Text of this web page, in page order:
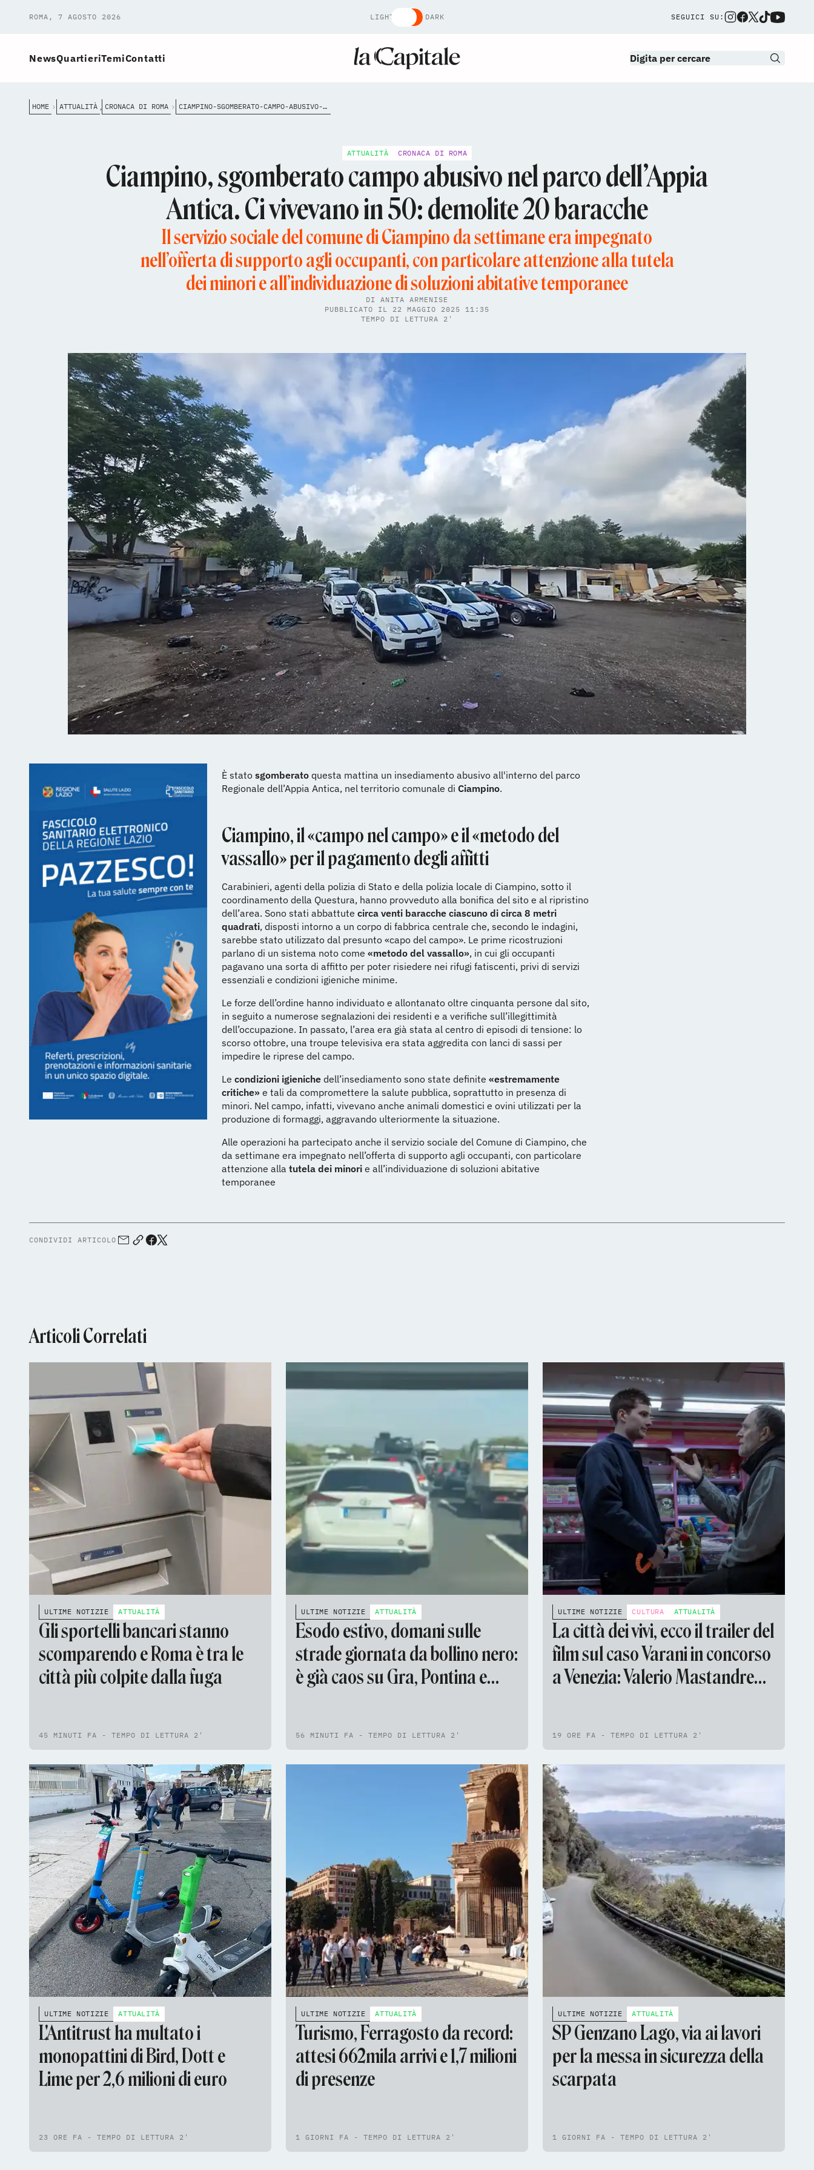
ROMA, 7 AGOSTO 2026 LIGHT DARK SEGUICI SU:
NewsQuartieriTemiContatti
HOME ATTUALITÀ , CRONACA DI ROMA CIAMPINO-SGOMBERATO-CAMPO-ABUSIVO-NEL-PARCO-DELL-APPIA-ANTICA-CI-VIVEVANO-IN-50-DEMOLITE-20-BARAC
ATTUALITÀ CRONACA DI ROMA
Ciampino, sgomberato campo abusivo nel parco dell’Appia
Antica. Ci vivevano in 50: demolite 20 baracche
Il servizio sociale del comune di Ciampino da settimane era impegnato
nell’offerta di supporto agli occupanti, con particolare attenzione alla tutela
dei minori e all’individuazione di soluzioni abitative temporanee
DI ANITA ARMENISE
PUBBLICATO IL 22 MAGGIO 2025 11:35
TEMPO DI LETTURA 2'
È stato sgomberato questa mattina un insediamento abusivo all'interno del parco
Regionale dell’Appia Antica, nel territorio comunale di Ciampino.
Ciampino, il «campo nel campo» e il «metodo del
vassallo» per il pagamento degli affitti
Carabinieri, agenti della polizia di Stato e della polizia locale di Ciampino, sotto il
coordinamento della Questura, hanno provveduto alla bonifica del sito e al ripristino
dell’area. Sono stati abbattute circa venti baracche ciascuno di circa 8 metri
quadrati, disposti intorno a un corpo di fabbrica centrale che, secondo le indagini,
sarebbe stato utilizzato dal presunto «capo del campo». Le prime ricostruzioni
parlano di un sistema noto come «metodo del vassallo», in cui gli occupanti
pagavano una sorta di affitto per poter risiedere nei rifugi fatiscenti, privi di servizi
essenziali e condizioni igieniche minime.
Le forze dell’ordine hanno individuato e allontanato oltre cinquanta persone dal sito,
in seguito a numerose segnalazioni dei residenti e a verifiche sull’illegittimità
dell’occupazione. In passato, l’area era già stata al centro di episodi di tensione: lo
scorso ottobre, una troupe televisiva era stata aggredita con lanci di sassi per
impedire le riprese del campo.
Le condizioni igieniche dell’insediamento sono state definite «estremamente
critiche» e tali da compromettere la salute pubblica, soprattutto in presenza di
minori. Nel campo, infatti, vivevano anche animali domestici e ovini utilizzati per la
produzione di formaggi, aggravando ulteriormente la situazione.
Alle operazioni ha partecipato anche il servizio sociale del Comune di Ciampino, che
da settimane era impegnato nell’offerta di supporto agli occupanti, con particolare
attenzione alla tutela dei minori e all’individuazione di soluzioni abitative
temporanee
CONDIVIDI ARTICOLO
Articoli Correlati
ULTIME NOTIZIE ATTUALITÀ
Gli sportelli bancari stanno
scomparendo e Roma è tra le
città più colpite dalla fuga
45 MINUTI FA - TEMPO DI LETTURA 2'
ULTIME NOTIZIE ATTUALITÀ
Esodo estivo, domani sulle
strade giornata da bollino nero:
è già caos su Gra, Pontina e
56 MINUTI FA - TEMPO DI LETTURA 2'
ULTIME NOTIZIE CULTURA ATTUALITÀ
La città dei vivi, ecco il trailer del
film sul caso Varani in concorso
a Venezia: Valerio Mastandrea
19 ORE FA - TEMPO DI LETTURA 2'
ULTIME NOTIZIE ATTUALITÀ
L'Antitrust ha multato i
monopattini di Bird, Dott e
Lime per 2,6 milioni di euro
23 ORE FA - TEMPO DI LETTURA 2'
ULTIME NOTIZIE ATTUALITÀ
Turismo, Ferragosto da record:
attesi 662mila arrivi e 1,7 milioni
di presenze
1 GIORNI FA - TEMPO DI LETTURA 2'
ULTIME NOTIZIE ATTUALITÀ
SP Genzano Lago, via ai lavori
per la messa in sicurezza della
scarpata
1 GIORNI FA - TEMPO DI LETTURA 2'